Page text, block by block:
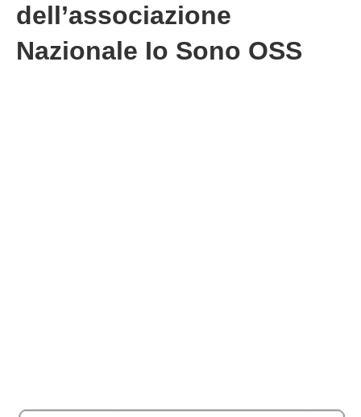
dell’associazione
Nazionale Io Sono OSS